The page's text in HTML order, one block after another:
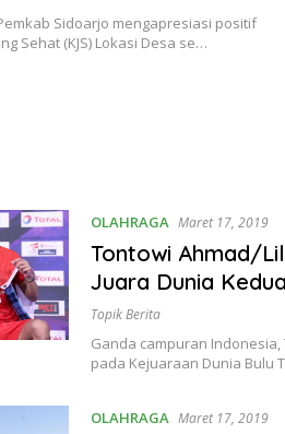
Sidoarjo mengapresiasi positif
Sehat (KJS) Lokasi Desa se…
OLAHRAGA Maret 17, 2019
Tontowi Ahmad/
Juara Dunia Kedua
Topik Berita
Ganda campuran
pada Kejuaraan Dunia Bulu
OLAHRAGA Maret 17, 2019